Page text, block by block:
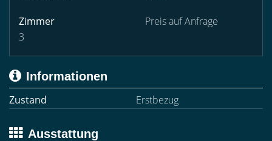
Zimmer
3
Preis auf Anfrage
Informationen
Zustand
Erstbezug
Ausstattung